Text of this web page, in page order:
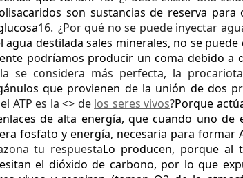
son sustancias de reserva para
16. ¿Por qué no se puede inyectar
agua destilada sales minerales, no se
podríamos producir un coma debido a
se considera más perfecta, la
que provienen de la unión de dos
ATP es la <> de los seres vivos?Porque
de alta energía, que cuando uno de
fosfato y energía, necesaria para formar
tu respuestaLo producen, porque al
el dióxido de carbono, por lo que